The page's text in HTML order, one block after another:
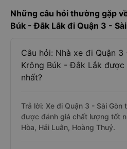
Những câu hỏi thường gặp
Búk - Đắk Lắk đi Quận 3 -
Câu hỏi: Nhà xe đi Quận
Krông Búk - Đắk Lắk
nhất?
Trả lời: Xe đi Quận 3 - Sài
được đánh giá chất lượng tốt
Hòa, Hải Luân, Hoàng Thuỷ.